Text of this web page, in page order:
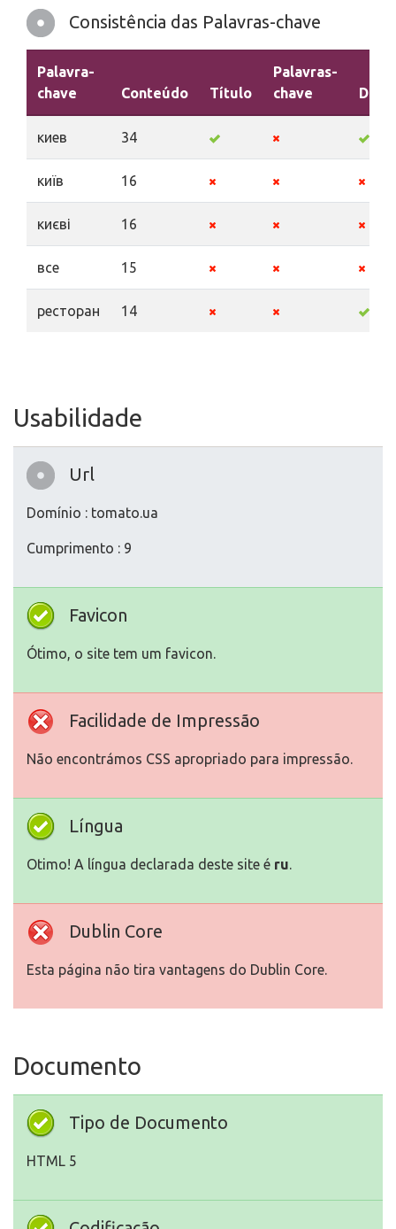
Consistência das Palavras-chave
Palavra-
chave
Conteúdo Título
Palavras-
chave
киев 34
київ 16
києві 16
все 15
ресторан 14
Usabilidade
Url
Domínio : tomato.ua
Cumprimento : 9
Favicon
Ótimo, o site tem um favicon.
Facilidade de Impressão
Não encontrámos CSS apropriado para impressão.
Língua
Otimo! A língua declarada deste site é ru.
Dublin Core
Esta página não tira vantagens do Dublin Core.
Documento
Tipo de Documento
HTML 5